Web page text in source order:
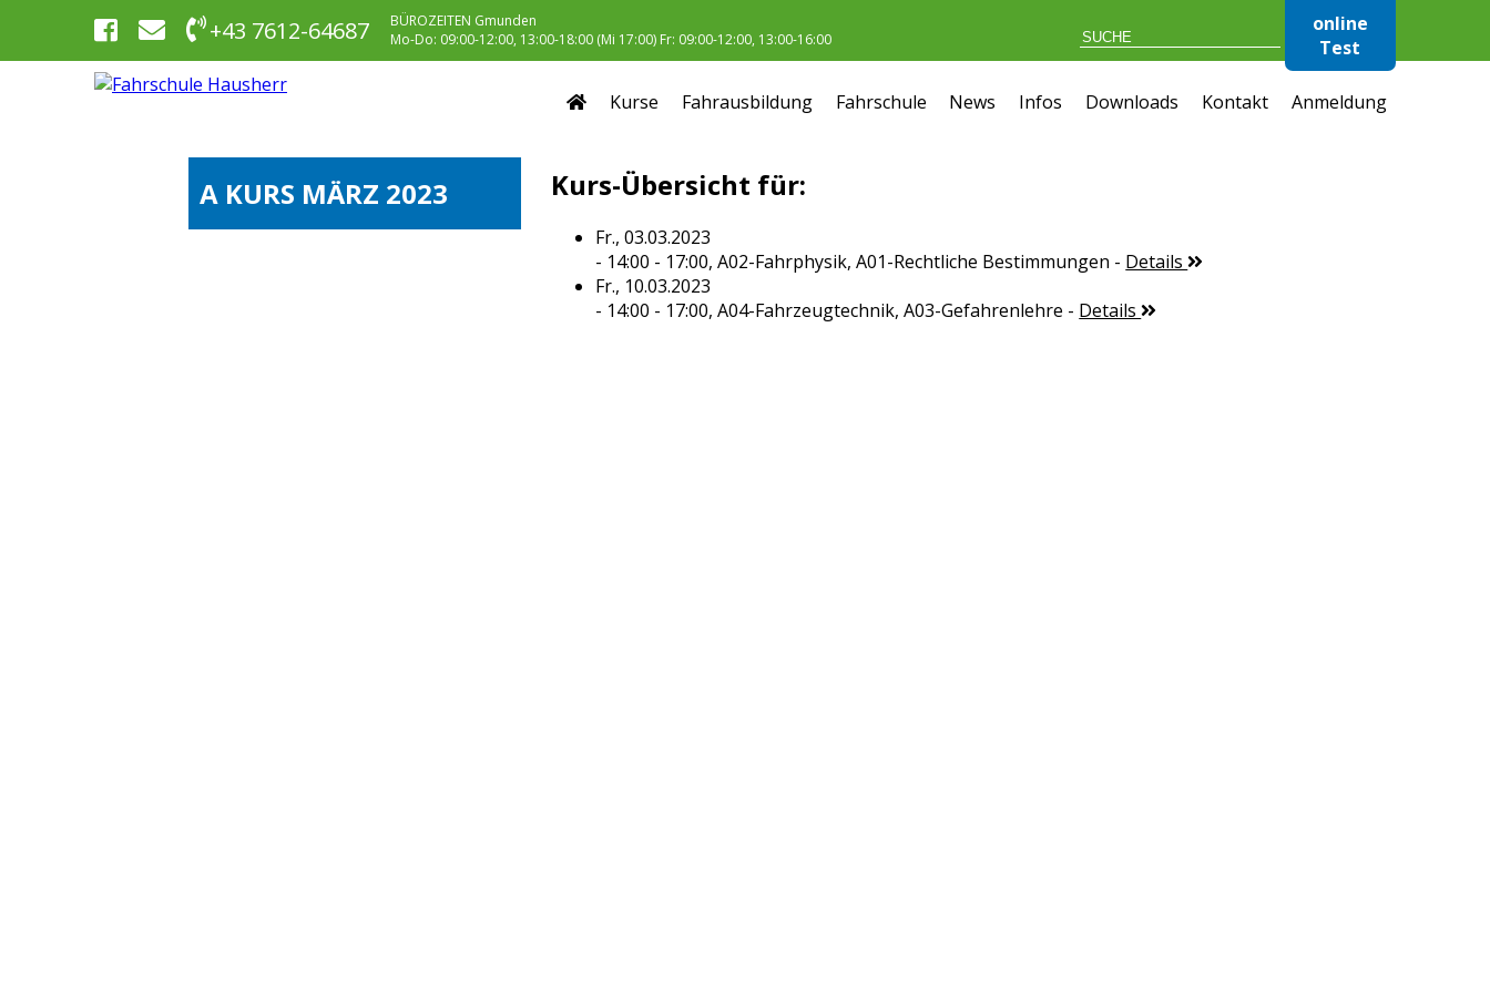
+43 7612-64687
BÜROZEITEN Gmunden
Mo-Do: 09:00-12:00, 13:00-18:00 (Mi 17:00) Fr: 09:00-12:00, 13:00-16:00
online
Test
Kurse Fahrausbildung Fahrschule News Infos Downloads Kontakt Anmeldung
A KURS MÄRZ 2023 Kurs-Übersicht für:
Fr., 03.03.2023
- 14:00 - 17:00, A02-Fahrphysik, A01-Rechtliche Bestimmungen - Details
Fr., 10.03.2023
- 14:00 - 17:00, A04-Fahrzeugtechnik, A03-Gefahrenlehre - Details